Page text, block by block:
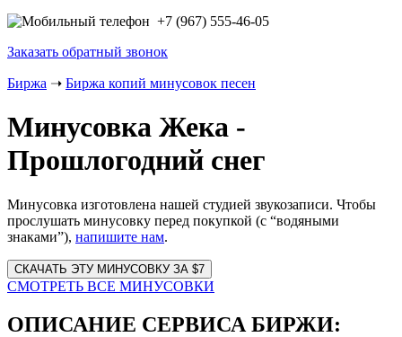
+7 (967) 555-46-05
Заказать обратный звонок
Биржа ➝ Биржа копий минусовок песен
Минусовка Жека -
Прошлогодний снег
Минусовка изготовлена нашей студией звукозаписи. Чтобы
прослушать минусовку перед покупкой (с “водяными
знаками”), напишите нам.
Website
URL
СМОТРЕТЬ ВСЕ МИНУСОВКИ
ОПИСАНИЕ СЕРВИСА БИРЖИ: